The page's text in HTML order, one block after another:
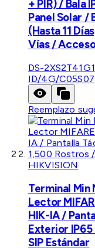
+ PIR) / Bala
Panel Solar /
(Hasta 11
Vías /
DS-
ID/4G/C05S07
Reemplazo
HIKVISION
Terminal Min
Lector
HIK-IA /
Exterior
SIP Estándar